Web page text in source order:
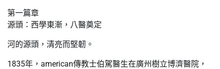
第一篇章
源頭：西學東漸，八醫奠定
河的源頭，清亮而堅韌。
1835年，american傳教士伯駕醫生在廣州樹立博濟醫院，